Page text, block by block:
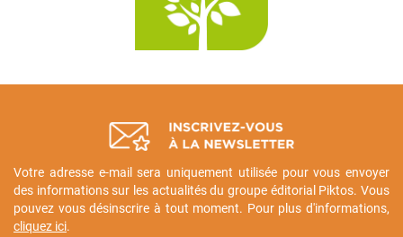
Votre adresse e-mail sera uniquement utilisée pour vous envoyer
des informations sur les actualités du groupe éditorial Piktos. Vous
pouvez vous désinscrire à tout moment. Pour plus d'informations,
cliquez ici.